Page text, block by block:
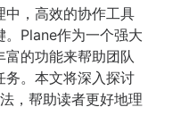
中，高效的协作工具
。Plane作为一个强大
富的功能来帮助团队
务。本文将深入探讨
，帮助读者更好地理